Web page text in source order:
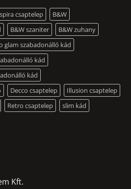
csaptelep
B&W
B&W szaniter
B&W zuhany
glam szabadonálló kád
kád
kád
Decco csaptelep
Illusion csaptelep
Retro csaptelep
slim kád
Kft.